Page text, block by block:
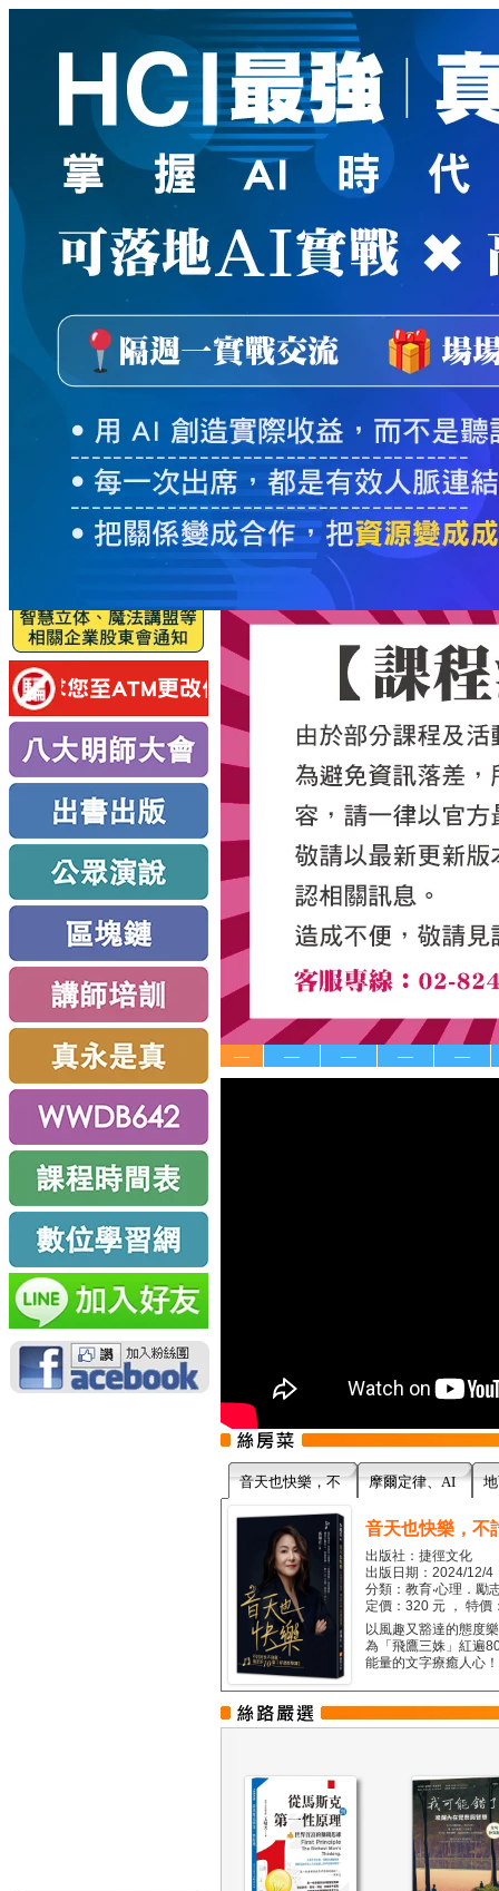
網
路
新
思
路
— — — — —
音天也快樂，不 摩爾定律、AI
音天也快樂，不
出版社：捷徑文化
出版日期：2024/12/4
分類：教育‧心理．勵
定價：320 元 ， 特價
以風趣又豁達的態度
為「飛鷹三姝」紅遍
能量的文字療癒人心